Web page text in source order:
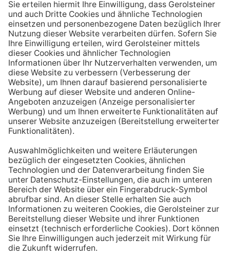
Über Nacht verliert dein Körper Flüssigkeit. Um gut in
den Tag zu starten, solltest du deshalb direkt nach dem
Aufstehen ein großes Glas Wasser trinken. Stelle dir
zum Beispiel eine Flasche Mineralwasser direkt ans
Bett, damit du dieses kleine Morgenritual sofort
durchführen kannst.
Tipp #3: Vor und während jeder Mahlzeit
ein Glas Wasser trinken
Dadurch verknüpfst du das Trinken mit einem Ereignis.
einer Mahlzeit trinken, unterstützt du außerdem die
Produktion von Verdauungssäften. Zusätzlich fördert
das Trinken während des Essens das Sättigungsgefühl.
Tipp #4: Peppe dein Wasser auf
Wenn dir der Geschmack von purem Mineralwasser
nicht reichen sollte, dann kannst du deine Getränke mit
einfachen Mitteln verfeinern. Mische dir einfach